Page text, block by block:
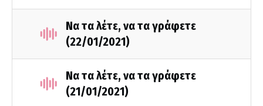
Να τα λέτε, να τα γράφετε
(22/01/2021)
Να τα λέτε, να τα γράφετε
(21/01/2021)